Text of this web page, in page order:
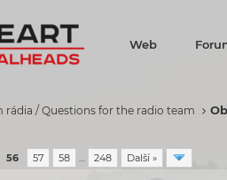
Web
rádia / Questions for the radio team
56 57 58 … 248 Další »